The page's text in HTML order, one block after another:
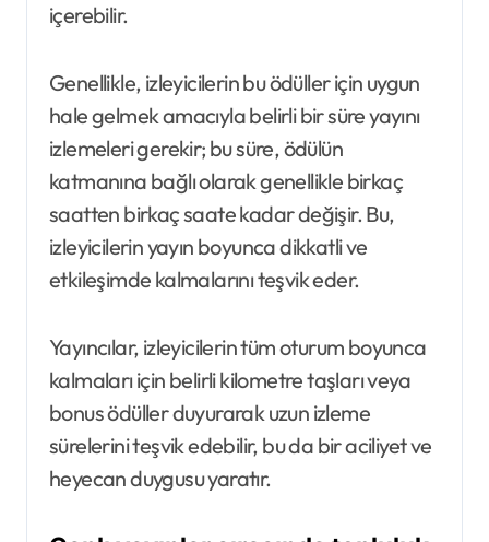
içerebilir.
Genellikle, izleyicilerin bu ödüller için uygun
hale gelmek amacıyla belirli bir süre yayını
izlemeleri gerekir; bu süre, ödülün
katmanına bağlı olarak genellikle birkaç
saatten birkaç saate kadar değişir. Bu,
izleyicilerin yayın boyunca dikkatli ve
etkileşimde kalmalarını teşvik eder.
Yayıncılar, izleyicilerin tüm oturum boyunca
kalmaları için belirli kilometre taşları veya
bonus ödüller duyurarak uzun izleme
sürelerini teşvik edebilir, bu da bir aciliyet ve
heyecan duygusu yaratır.